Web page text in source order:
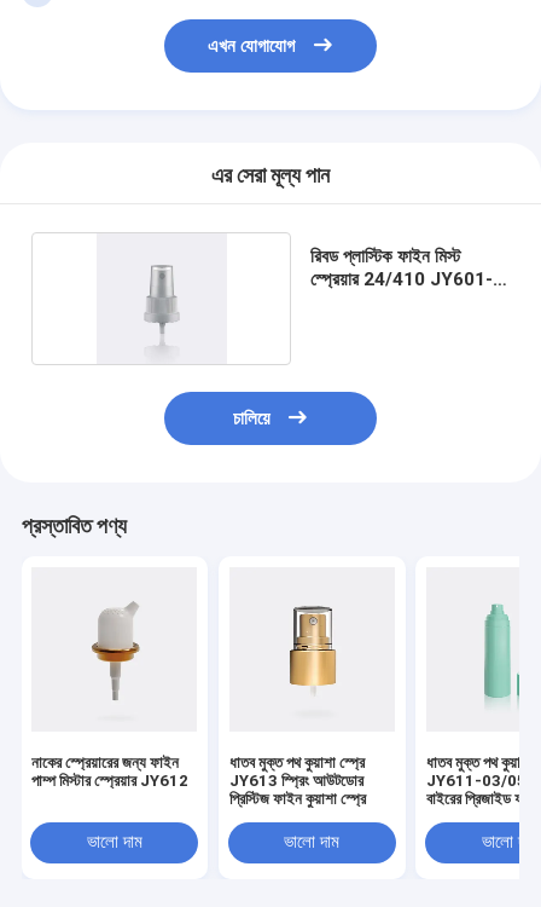
এখন যোগাযোগ
এর সেরা মূল্য পান
রিবড প্লাস্টিক ফাইন মিস্ট
স্প্রেয়ার 24/410 JY601-
চালিয়ে
প্রস্তাবিত পণ্য
নাকের স্প্রেয়ারের জন্য ফাইন
পাম্প মিস্টার স্প্রেয়ার JY612
ভালো দাম
ধাতব মুক্ত পথ কুয়াশা স্প্রে
JY613 স্প্রিং আউটডোর
প্রিস্টিজ ফাইন কুয়াশা স্প্রে
ভালো দাম
ধাতব মুক্ত পথ কুয়াশা
JY611-03/05
বাইরের প্রিজাইড
ভালো দাম